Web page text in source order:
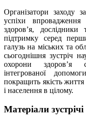
Організатори заходу
успіхи
здоров’я,
підтримку серед
галузь на міських та
сьогоднішня зустріч
охорони здоров’я
інтегрованої
покращить якість життя
і населення в цілому.
Матеріали зустрічі